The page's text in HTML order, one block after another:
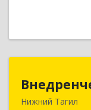
Нижний Тагил
622030,